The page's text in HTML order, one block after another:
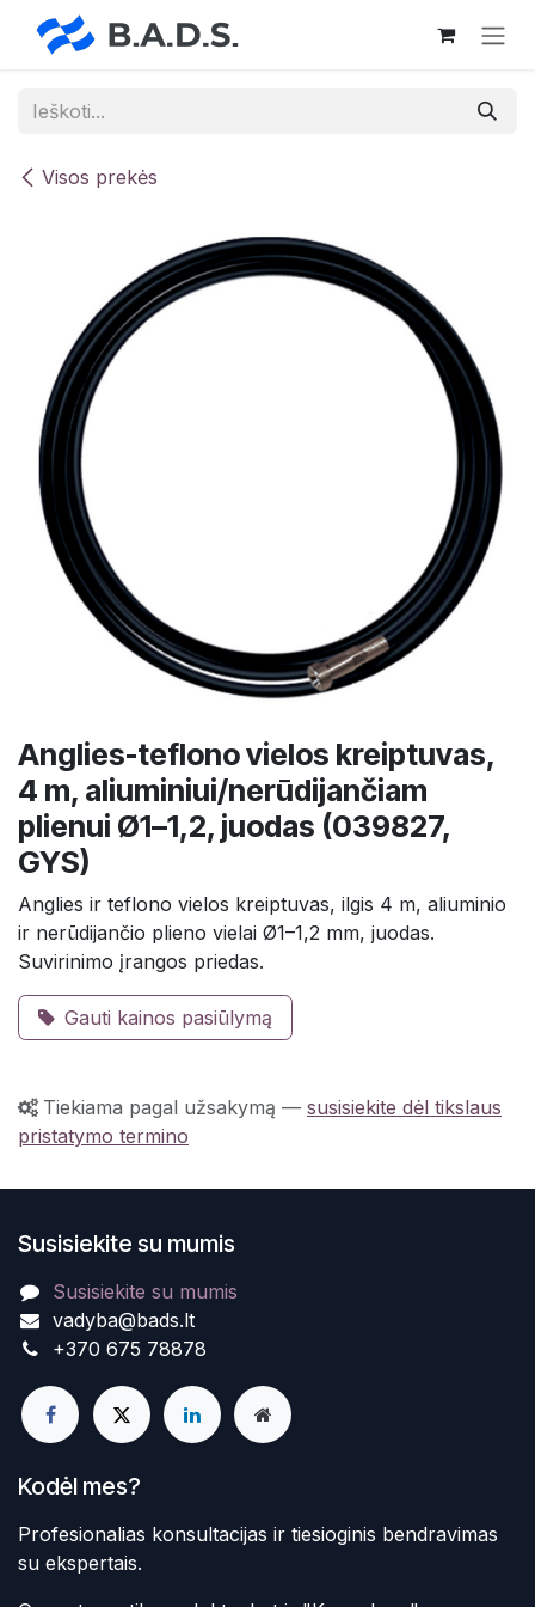
Skip to Content
Visos prekės
Anglies-teflono vielos kreiptuvas,
4 m, aliuminiui/nerūdijančiam
plienui Ø1–1,2, juodas (039827,
GYS)
Anglies ir teflono vielos kreiptuvas, ilgis 4 m, aliuminio
ir nerūdijančio plieno vielai Ø1–1,2 mm, juodas.
Suvirinimo įrangos priedas.
Gauti kainos pasiūlymą
Tiekiama pagal užsakymą — susisiekite dėl tikslaus
pristatymo termino
Susisiekite su mumis
Susisiekite su mumis
vadyba@bads.lt
+370 675 78878
Kodėl mes?
Profesionalias konsultacijas ir tiesioginis bendravimas
su ekspertais.